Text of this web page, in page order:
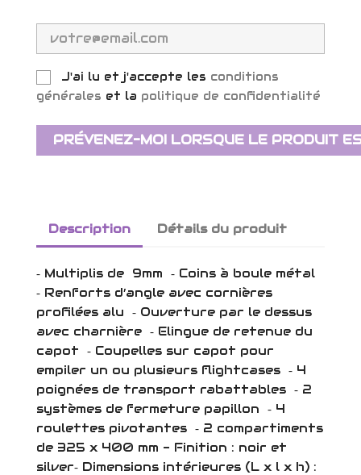
J'ai lu et j'accepte les conditions
générales et la politique de confidentialité
PRÉVENEZ-MOI LORSQUE LE PRODUIT
Description Détails du produit
‐ Multiplis de 9mm ‐ Coins à boule métal
‐ Renforts d’angle avec cornières
profilées alu ‐ Ouverture par le dessus
avec charnière ‐ Elingue de retenue du
capot ‐ Coupelles sur capot pour
empiler un ou plusieurs flightcases ‐ 4
poignées de transport rabattables ‐ 2
systèmes de fermeture papillon ‐ 4
roulettes pivotantes ‐ 2 compartiments
de 325 x 400 mm - Finition : noir et
silver‐ Dimensions intérieures (L x l x h) :